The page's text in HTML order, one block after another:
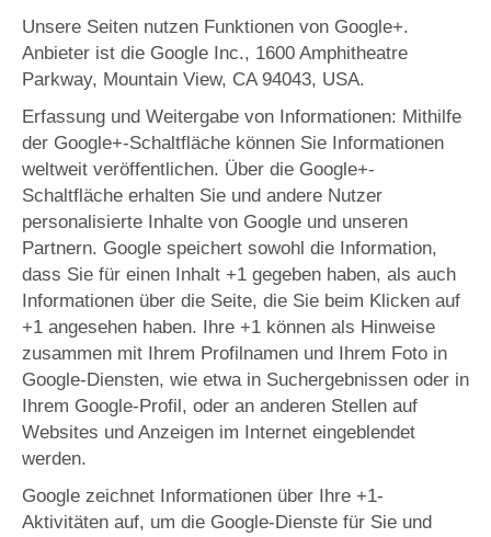
Unsere Seiten nutzen Funktionen von Google+.
Anbieter ist die Google Inc., 1600 Amphitheatre
Parkway, Mountain View, CA 94043, USA.
Erfassung und Weitergabe von Informationen: Mithilfe
der Google+-Schaltfläche können Sie Informationen
weltweit veröffentlichen. Über die Google+-
Schaltfläche erhalten Sie und andere Nutzer
personalisierte Inhalte von Google und unseren
Partnern. Google speichert sowohl die Information,
dass Sie für einen Inhalt +1 gegeben haben, als auch
Informationen über die Seite, die Sie beim Klicken auf
+1 angesehen haben. Ihre +1 können als Hinweise
zusammen mit Ihrem Profilnamen und Ihrem Foto in
Google-Diensten, wie etwa in Suchergebnissen oder in
Ihrem Google-Profil, oder an anderen Stellen auf
Websites und Anzeigen im Internet eingeblendet
werden.
Google zeichnet Informationen über Ihre +1-
Aktivitäten auf, um die Google-Dienste für Sie und